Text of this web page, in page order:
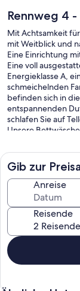
Rennweg 4 -
Mit Achtsamkeit
mit Weitblick und
Eine Einrichtung
Eine voll
Energieklasse A,
schmeichelnden
befinden sich in
entspannenden
schlafen Sie auf
Unsere
Winter und für
Ein auf Maß
des Hauses in
Internetzugang.
Kostenpflichtige
Für max. 2
Im historischen
Meraner Lauben,
Promenade und
Nahverkehrs in
Ladestation buchbar.
Gib zur
Anreise
Reisende